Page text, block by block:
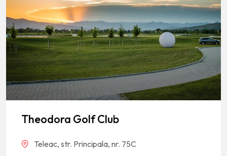
Theodora Golf Club
Teleac, str. Principala, nr. 75C